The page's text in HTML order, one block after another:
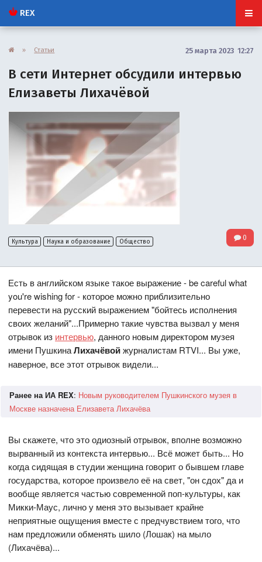
REX
» Статьи 25 марта 2023 12:27
В сети Интернет обсудили интервью
Елизаветы Лихачёвой
Культура Наука и образование Общество 0
Есть в английском языке такое выражение - be careful what
you're wishing for - которое можно приблизительно
перевести на русский выражением "бойтесь исполнения
своих желаний"...Примерно такие чувства вызвал у меня
отрывок из интервью, данного новым директором музея
имени ПушкинаЛихачёвойжурналистам RTVI... Вы уже,
наверное, все этот отрывок видели...
Ранее на ИА REX: Новым руководителем Пушкинского музея в
Москве назначена Елизавета Лихачёва
Вы скажете, что это одиозный отрывок, вполне возможно
вырванный из контекста интервью... Всё может быть... Но
когда сидящая в студии женщина говорит о бывшем главе
государства, которое произвело её на свет, "он сдох" да и
вообще является частью современной поп-культуры, как
Микки-Маус, лично у меня это вызывает крайне
неприятные ощущения вместе с предчувствием того, что
нам предложили обменять шило (Лошак) на мыло
(Лихачёва)...